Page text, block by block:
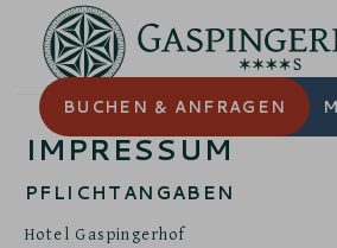
BUCHEN & ANFRAGEN
IMPRESSUM
PFLICHTANGABEN
Hotel Gaspingerhof